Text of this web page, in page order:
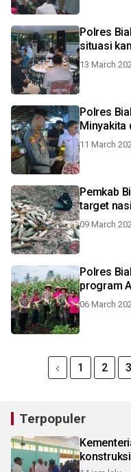
Polres
situasi
13 March
Polres
Minyakita
11 March
Pemkab
target
09 March
Polres
program
06 March
1 2 3
Terpopuler